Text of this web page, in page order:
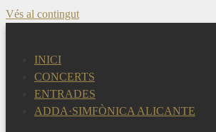
Vés al contingut
INICI
CONCERTS
ENTRADES
ADDA·SIMFÒNICA ALICANTE